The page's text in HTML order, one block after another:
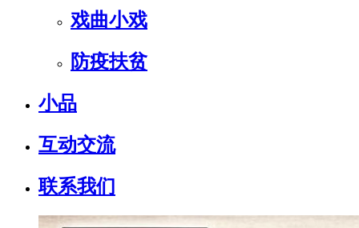
戏曲小戏
防疫扶贫
小品
互动交流
联系我们